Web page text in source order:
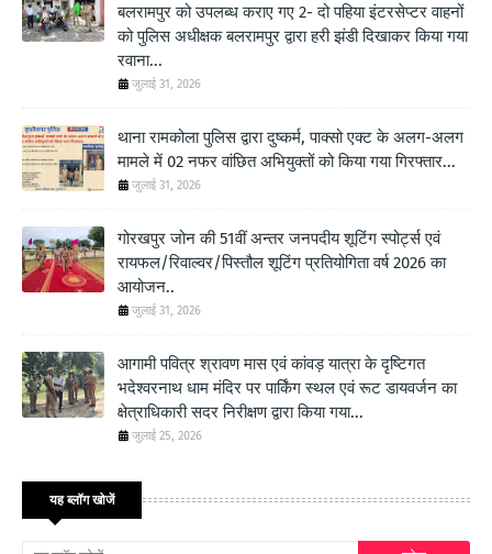
बलरामपुर को उपलब्ध कराए गए 2- दो पहिया इंटरसेप्टर वाहनों
को पुलिस अधीक्षक बलरामपुर द्वारा हरी झंडी दिखाकर किया गया
रवाना...
जुलाई 31, 2026
थाना रामकोला पुलिस द्वारा दुष्कर्म, पाक्सो एक्ट के अलग-अलग
मामले में 02 नफर वांछित अभियुक्तों को किया गया गिरफ्तार...
जुलाई 31, 2026
गोरखपुर जोन की 51वीं अन्तर जनपदीय शूटिंग स्पोर्ट्स एवं
रायफल/रिवाल्वर/पिस्तौल शूटिंग प्रतियोगिता वर्ष 2026 का
आयोजन..
जुलाई 31, 2026
आगामी पवित्र श्रावण मास एवं कांवड़ यात्रा के दृष्टिगत
भदेश्वरनाथ धाम मंदिर पर पार्किंग स्थल एवं रूट डायवर्जन का
क्षेत्राधिकारी सदर निरीक्षण द्वारा किया गया...
जुलाई 25, 2026
यह ब्लॉग खोजें